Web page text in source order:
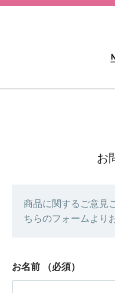
お
商品に関するご意見
ちらのフォームより
お名前 （必須）